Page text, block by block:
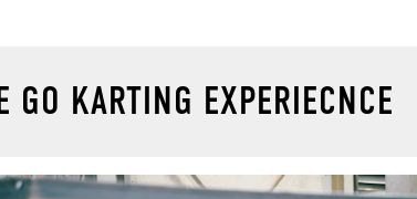
GO KARTING EXPERIECNCE